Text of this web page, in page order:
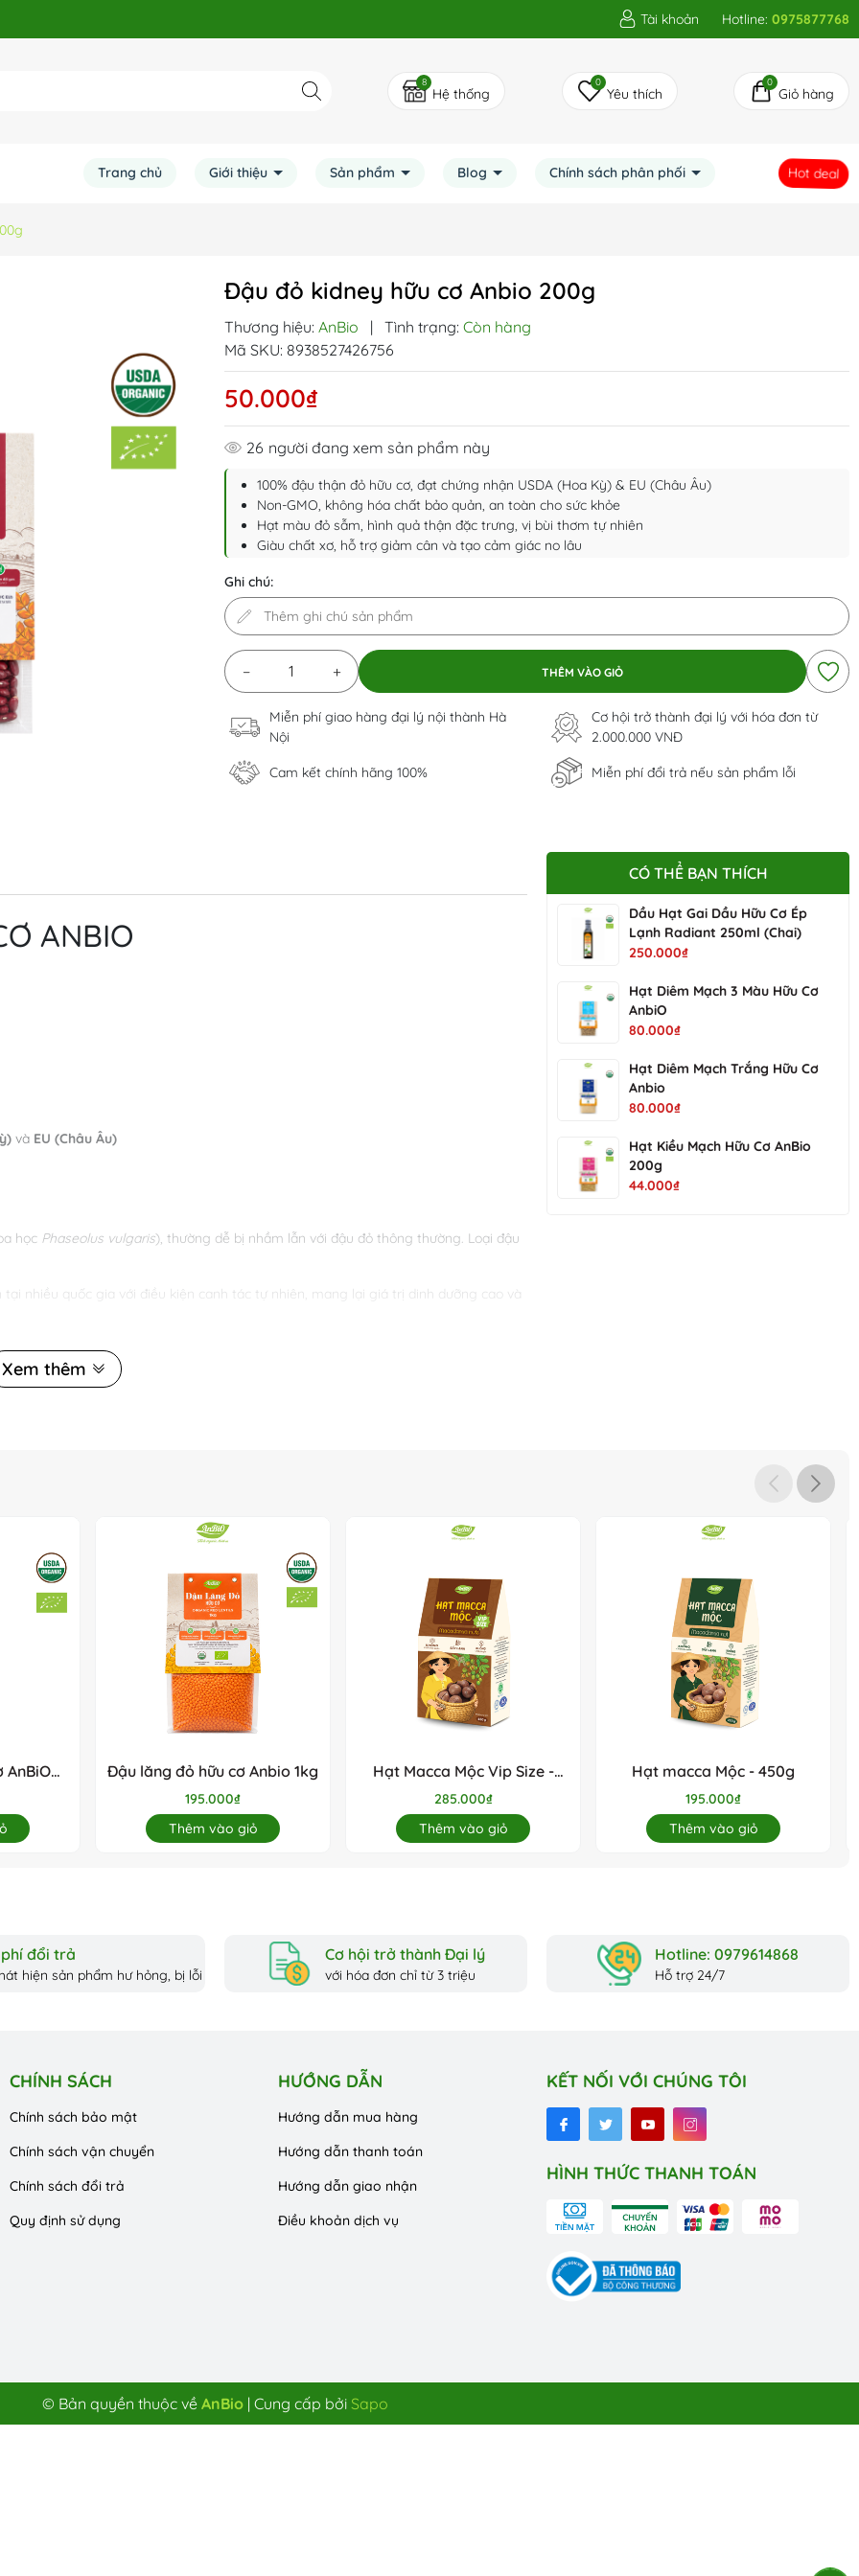
Tài khoản Hotline: 0975877768
8
Hệ thống
0
Yêu thích
0
Giỏ hàng
Trang chủ Giới thiệu Sản phẩm Blog Chính sách phân phối Hot deal
Đậu đỏ kidney hữu cơ Anbio 200g
Thương hiệu: AnBio | Tình trạng: Còn hàng
Mã SKU: 8938527426756
50.000₫
26 người đang xem sản phẩm này
100% đậu thận đỏ hữu cơ, đạt chứng nhận USDA (Hoa Kỳ) & EU (Châu Âu)
Non-GMO, không hóa chất bảo quản, an toàn cho sức khỏe
Hạt màu đỏ sẫm, hình quả thận đặc trưng, vị bùi thơm tự nhiên
Giàu chất xơ, hỗ trợ giảm cân và tạo cảm giác no lâu
Ghi chú:
− + THÊM VÀO GIỎ
Miễn phí giao hàng đại lý nội thành Hà
Nội
Cơ hội trở thành đại lý với hóa đơn từ
2.000.000 VNĐ
Cam kết chính hãng 100% Miễn phí đổi trả nếu sản phẩm lỗi
ANBIO
và EU (Châu Âu)
học Phaseolus vulgaris), thường dễ bị nhầm lẫn với đậu đỏ thông thường. Loại đậu
tại nhiều quốc gia với điều kiện canh tác tự nhiên, mang lại giá trị dinh dưỡng cao và
đường
bổ dưỡng như:
Xem thêm
CÓ THỂ BẠN THÍCH
Dầu Hạt Gai Dầu Hữu Cơ Ép
Lạnh Radiant 250ml (Chai)
250.000₫
Hạt Diêm Mạch 3 Màu Hữu Cơ
AnbiO
80.000₫
Hạt Diêm Mạch Trắng Hữu Cơ
Anbio
80.000₫
Hạt Kiều Mạch Hữu Cơ AnBio
200g
44.000₫
AnBiO
Đậu lăng đỏ hữu cơ Anbio 1kg
195.000₫
Thêm vào giỏ
Hạt Macca Mộc Vip Size -
450g
285.000₫
Thêm vào giỏ
Hạt macca Mộc - 450g
195.000₫
Thêm vào giỏ
phí đổi trả
hiện sản phẩm hư hỏng, bị lỗi
Cơ hội trở thành Đại lý
với hóa đơn chỉ từ 3 triệu
Hotline: 0979614868
Hỗ trợ 24/7
CHÍNH SÁCH
Chính sách bảo mật
Chính sách vận chuyển
Chính sách đổi trả
Quy định sử dụng
HƯỚNG DẪN
Hướng dẫn mua hàng
Hướng dẫn thanh toán
Hướng dẫn giao nhận
Điều khoản dịch vụ
KẾT NỐI VỚI CHÚNG TÔI
HÌNH THỨC THANH TOÁN
© Bản quyền thuộc về AnBio | Cung cấp bởi Sapo